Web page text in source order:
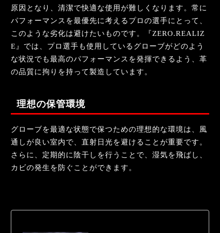
原因となり、清潔で快適な使用が難しくなります。常に
パフォーマンスを最優先に考えるプロの選手にとって、
このような劣化は避けたいものです。『ZERO.REALIZ
E』では、プロ選手も使用しているグローブがどのよう
な状況でも最高のパフォーマンスを発揮できるよう、革
の品質に拘りを持って製造しています。
理想の保管環境
グローブを最適な状態で保つための理想的な環境は、風
通しが良い室内で、直射日光を避けることが重要です。
さらに、定期的に陰干しを行うことで、湿気を飛ばし、
カビの発生を防ぐことができます。